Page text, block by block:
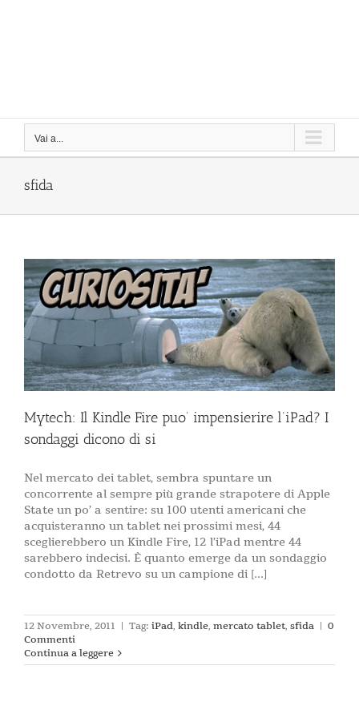
Vai a...
sfida
Mytech: Il Kindle Fire puo’ impensierire l’iPad? I
sondaggi dicono di si
Nel mercato dei tablet, sembra spuntare un
concorrente al sempre più grande strapotere di Apple
State un po’ a sentire: su 100 utenti americani che
acquisteranno un tablet nei prossimi mesi, 44
sceglierebbero un Kindle Fire, 12 l’iPad mentre 44
sarebbero indecisi. È quanto emerge da un sondaggio
condotto da Retrevo su un campione di [...]
12 Novembre, 2011 | Tag: iPad, kindle, mercato tablet, sfida | 0
Commenti
Continua a leggere